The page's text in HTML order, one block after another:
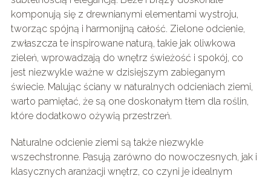
komponują się z drewnianymi elementami wystroju,
tworząc spójną i harmonijną całość. Zielone odcienie,
zwłaszcza te inspirowane naturą, takie jak oliwkowa
zieleń, wprowadzają do wnętrz świeżość i spokój, co
jest niezwykle ważne w dzisiejszym zabieganym
świecie. Malując ściany w naturalnych odcieniach ziemi,
warto pamiętać, że są one doskonałym tłem dla roślin,
które dodatkowo ożywią przestrzeń.
Naturalne odcienie ziemi są także niezwykle
wszechstronne. Pasują zarówno do nowoczesnych, jak i
klasycznych aranżacji wnętrz, co czyni je idealnym